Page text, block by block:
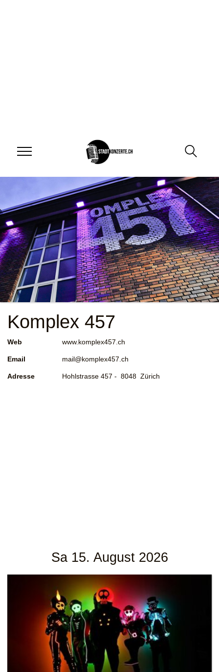
Komplex 457
Web www.komplex457.ch
Email mail@komplex457.ch
Adresse Hohlstrasse 457 - 8048 Zürich
Sa 15. August 2026